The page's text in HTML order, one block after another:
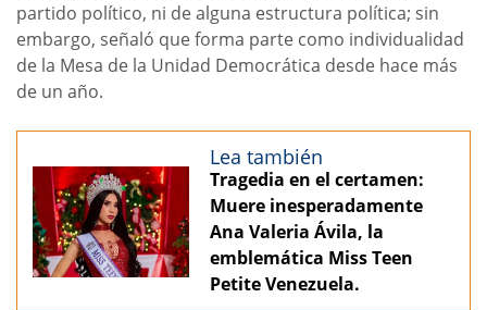
partido político, ni de alguna estructura política; sin
embargo, señaló que forma parte como individualidad
de la Mesa de la Unidad Democrática desde hace más
de un año.
Lea también
Tragedia en el certamen:
Muere inesperadamente
Ana Valeria Ávila, la
emblemática Miss Teen
Petite Venezuela.